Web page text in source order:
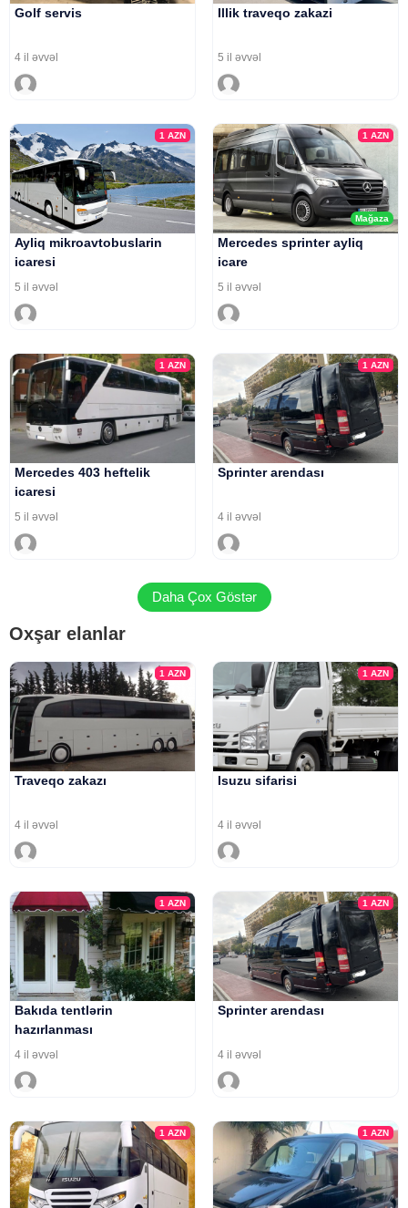
Golf servis
4 il əvvəl
Illik traveqo zakazi
5 il əvvəl
1AZN
Ayliq mikroavtobuslarin
icaresi
5 il əvvəl
Mağaza
1 AZN
Mercedes sprinter ayliq
icare
5 il əvvəl
1AZN
Mercedes 403 heftelik
icaresi
5 il əvvəl
1 AZN
Sprinter arendası
4 il əvvəl
Daha Çox Göstər
Oxşar elanlar
1AZN
Traveqo zakazı
4 il əvvəl
1 AZN
Isuzu sifarisi
4 il əvvəl
1AZN
Bakıda tentlərin
hazırlanması
4 il əvvəl
1 AZN
Sprinter arendası
4 il əvvəl
1AZN 1 AZN